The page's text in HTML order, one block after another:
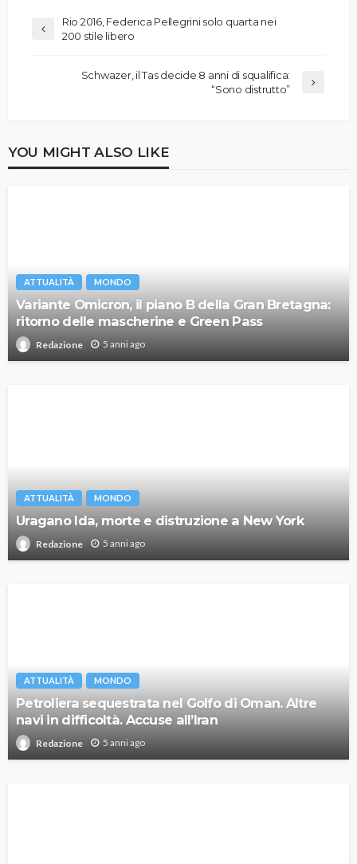
Rio 2016, Federica Pellegrini solo quarta nei
200 stile libero
Schwazer, il Tas decide 8 anni di squalifica:
“Sono distrutto”
YOU MIGHT ALSO LIKE
ATTUALITÀ MONDO
Variante Omicron, il piano B della Gran Bretagna:
ritorno delle mascherine e Green Pass
Redazione 5 anni ago
ATTUALITÀ MONDO
Uragano Ida, morte e distruzione a New York
Redazione 5 anni ago
ATTUALITÀ MONDO
Petroliera sequestrata nel Golfo di Oman. Altre
navi in difficoltà. Accuse all’Iran
Redazione 5 anni ago